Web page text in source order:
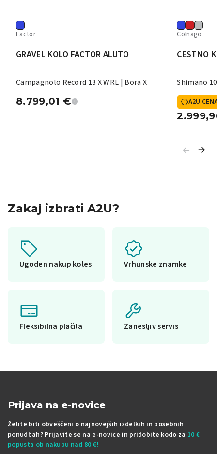
Factor
GRAVEL KOLO FACTOR ALUTO
Campagnolo Record 13 X WRL | Bora X
8.799,01 €
Colnago
CESTNO
Shimano
A2U
Zakaj izbrati A2U?
Ugoden nakup koles Vrhunske znamke
Fleksibilna plačila Zanesljiv servis
Prijava na e-novice
Želite biti obveščeni o najnovejših izdelkih in posebnih
ponudbah? Prijavite se na e-novice in pridobite kodo za 10 €
popusta ob nakupu nad 80 €!